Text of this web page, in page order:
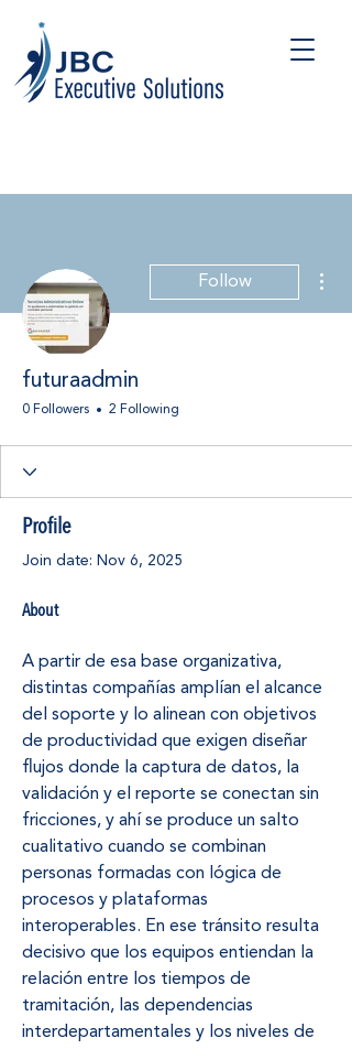
Follow
futuraadmin
0 Followers 2 Following
Profile
Join date: Nov 6, 2025
About
A partir de esa base organizativa,
distintas compañías amplían el alcance
del soporte y lo alinean con objetivos
de productividad que exigen diseñar
flujos donde la captura de datos, la
validación y el reporte se conectan sin
fricciones, y ahí se produce un salto
cualitativo cuando se combinan
personas formadas con lógica de
procesos y plataformas
interoperables. En ese tránsito resulta
decisivo que los equipos entiendan la
relación entre los tiempos de
tramitación, las dependencias
interdepartamentales y los niveles de